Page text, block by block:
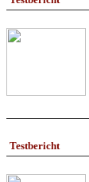
Testbericht